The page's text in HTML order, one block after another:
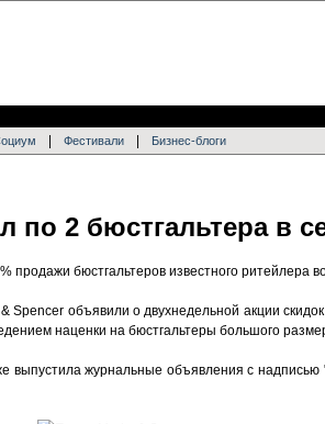
Фестивали Бизнес-блоги
по 2 бюстгальтера в
продажи бюстгальтеров известного ритейлера
Spencer объявили о двухнедельной акции
наценки на бюстгальтеры большого
выпустила журнальные объявления с